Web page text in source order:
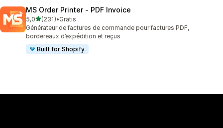
MS Order Printer ‑ PDF Invoice
5,0av 5 stjerner
(231)
Totalt 231 omtaler
•Gratis
Générateur de factures de commande pour factures PDF,
bordereaux d’expédition et reçus
Built for Shopify